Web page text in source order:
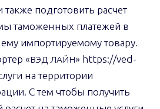
подготовить расчет
таможенных платежей в
импортируемому товару.
«ВЭД ЛАЙН» https://ved-
на территории
С тем чтобы получить